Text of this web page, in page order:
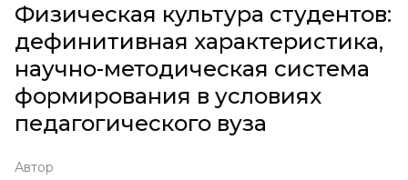
Физическая культура студентов:
дефинитивная характеристика,
научно-методическая система
формирования в условиях
педагогического вуза
Автор